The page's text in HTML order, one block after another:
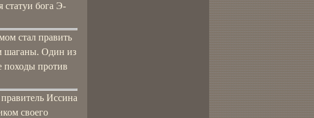
статуи бога Э-
стал править
шаганы. Один из
походы против
Иссина
своего